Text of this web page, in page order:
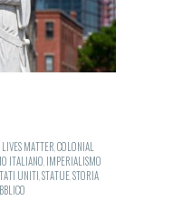
MATTER COLONIAL
ITALIANO IMPERIALISMO
UNITI STATUESTORIA